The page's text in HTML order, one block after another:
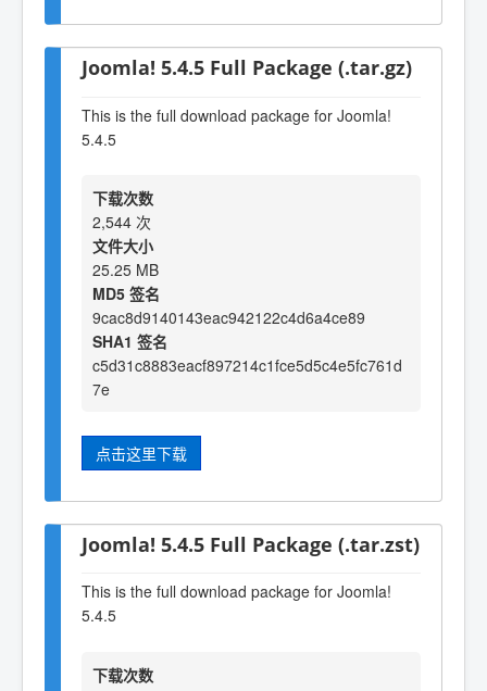
Joomla! 5.4.5 Full Package (.tar.gz)
This is the full download package for Joomla!
5.4.5
下载次数
2,544 次
文件大小
25.25 MB
MD5 签名
9cac8d9140143eac942122c4d6a4ce89
SHA1 签名
c5d31c8883eacf897214c1fce5d5c4e5fc761d
7e
点击这里下载
Joomla! 5.4.5 Full Package (.tar.zst)
This is the full download package for Joomla!
5.4.5
下载次数